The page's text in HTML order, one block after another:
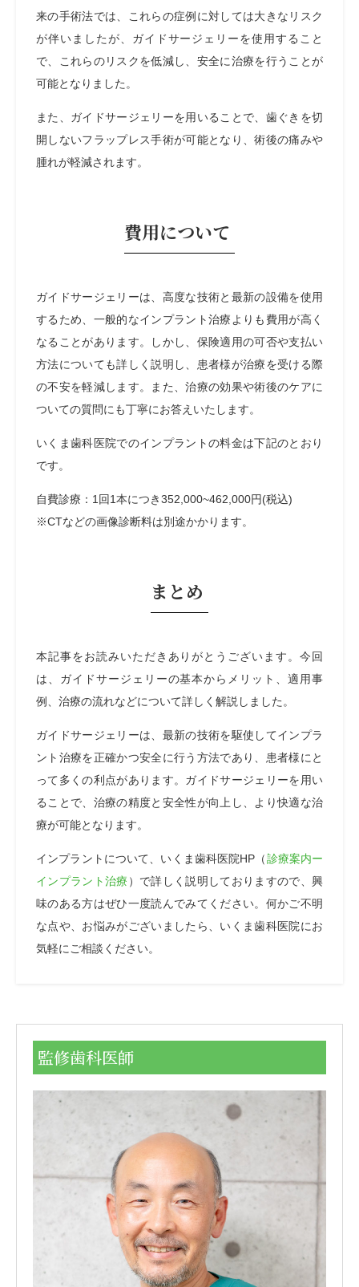
来の手術法では、これらの症例に対しては大きなリスク
が伴いましたが、ガイドサージェリーを使用すること
で、これらのリスクを低減し、安全に治療を行うことが
可能となりました。
また、ガイドサージェリーを用いることで、歯ぐきを切
開しないフラップレス手術が可能となり、術後の痛みや
腫れが軽減されます。
費用について
ガイドサージェリーは、高度な技術と最新の設備を使用
するため、一般的なインプラント治療よりも費用が高く
なることがあります。しかし、保険適用の可否や支払い
方法についても詳しく説明し、患者様が治療を受ける際
の不安を軽減します。また、治療の効果や術後のケアに
ついての質問にも丁寧にお答えいたします。
いくま歯科医院でのインプラントの料金は下記のとおり
です。
自費診療：1回1本につき352,000~462,000円(税込)
※CTなどの画像診断料は別途かかります。
まとめ
本記事をお読みいただきありがとうございます。今回
は、ガイドサージェリーの基本からメリット、適用事
例、治療の流れなどについて詳しく解説しました。
ガイドサージェリーは、最新の技術を駆使してインプラ
ント治療を正確かつ安全に行う方法であり、患者様にと
って多くの利点があります。ガイドサージェリーを用い
ることで、治療の精度と安全性が向上し、より快適な治
療が可能となります。
インプラントについて、いくま歯科医院HP（診療案内ー
インプラント治療 ）で詳しく説明しておりますので、興
味のある方はぜひ一度読んでみてください。何かご不明
な点や、お悩みがございましたら、いくま歯科医院にお
気軽にご相談ください。
監修歯科医師